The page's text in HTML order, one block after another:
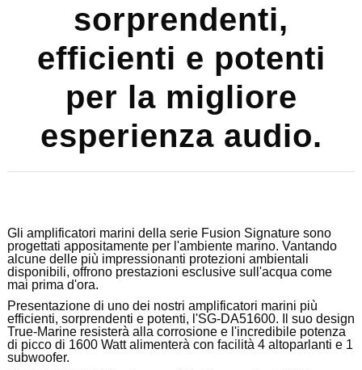
sorprendenti,
efficienti e potenti
per la migliore
esperienza audio.
Gli amplificatori marini della serie Fusion Signature sono
progettati appositamente per l'ambiente marino. Vantando
alcune delle più impressionanti protezioni ambientali
disponibili, offrono prestazioni esclusive sull'acqua come
mai prima d'ora.
Presentazione di uno dei nostri amplificatori marini più
efficienti, sorprendenti e potenti, l'SG-DA51600.
Il suo design
True-Marine resisterà alla corrosione e l'incredibile potenza
di picco di 1600 Watt alimenterà con facilità 4 altoparlanti e 1
subwoofer.